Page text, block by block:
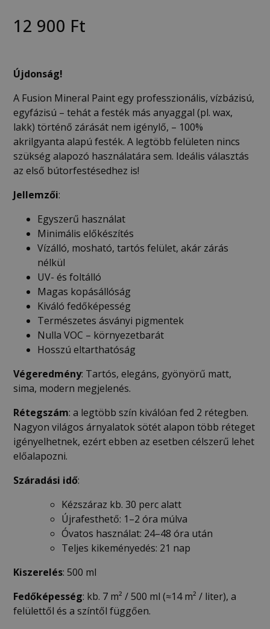
12 900 Ft
Újdonság!
A Fusion Mineral Paint egy professzionális, vízbázisú,
egyfázisú – tehát a festék más anyaggal (pl. wax,
lakk) történő zárását nem igénylő, – 100%
akrilgyanta alapú festék. A legtöbb felületen nincs
szükség alapozó használatára sem. Ideális választás
az első bútorfestésedhez is!
Jellemzői:
Egyszerű használat
Minimális előkészítés
Vízálló, mosható, tartós felület, akár zárás
nélkül
UV- és foltálló
Magas kopásállóság
Kiváló fedőképesség
Természetes ásványi pigmentek
Nulla VOC – környezetbarát
Hosszú eltarthatóság
Végeredmény: Tartós, elegáns, gyönyörű matt,
sima, modern megjelenés.
Rétegszám: a legtöbb szín kiválóan fed 2 rétegben.
Nagyon világos árnyalatok sötét alapon több réteget
igényelhetnek, ezért ebben az esetben célszerű lehet
előalapozni.
Száradási idő:
Kézszáraz kb. 30 perc alatt
Újrafesthető: 1–2 óra múlva
Óvatos használat: 24–48 óra után
Teljes kikeményedés: 21 nap
Kiszerelés: 500 ml
Fedőképesség: kb. 7 m² / 500 ml (≈14 m² / liter), a
felülettől és a színtől függően.